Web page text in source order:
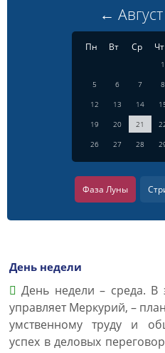
← Август
Пн Вт Ср Чт
1
5
6 7 8
12
13 14
19
20 21
26
27 28
Фаза Луны
День недели
День недели – среда. В
управляет Меркурий, –
умственному труду и
успех в деловых